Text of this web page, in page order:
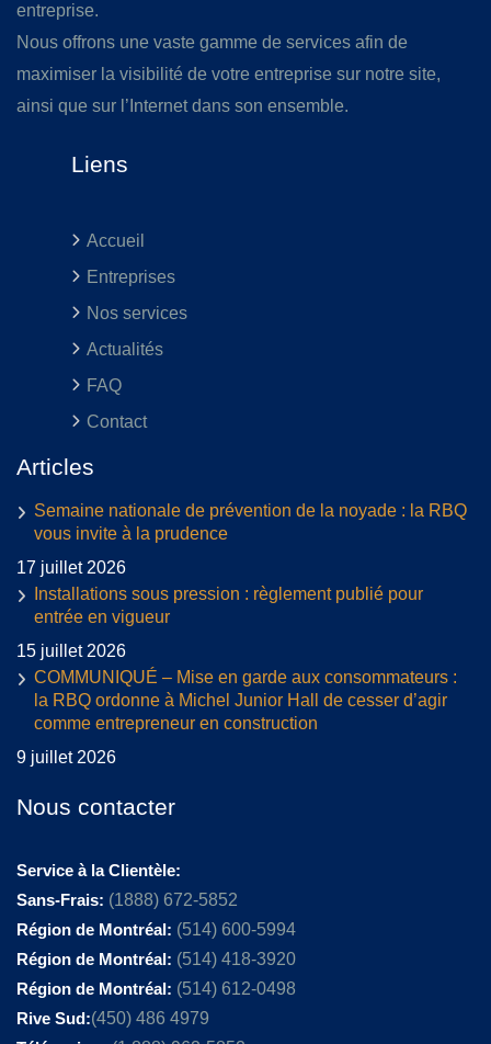
entreprise.
Nous offrons une vaste gamme de services afin de
maximiser la visibilité de votre entreprise sur notre site,
ainsi que sur l’Internet dans son ensemble.
Liens
Accueil
Entreprises
Nos services
Actualités
FAQ
Contact
Articles
Semaine nationale de prévention de la noyade : la RBQ
vous invite à la prudence
17 juillet 2026
Installations sous pression : règlement publié pour
entrée en vigueur
15 juillet 2026
COMMUNIQUÉ – Mise en garde aux consommateurs :
la RBQ ordonne à Michel Junior Hall de cesser d’agir
comme entrepreneur en construction
9 juillet 2026
Nous contacter
Service à la Clientèle:
Sans-Frais: (1888) 672-5852
Région de Montréal: (514) 600-5994
Région de Montréal: (514) 418-3920
Région de Montréal: (514) 612-0498
Rive Sud:(450) 486 4979